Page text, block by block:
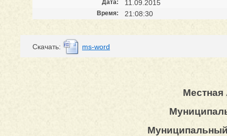
Дата: 11.09.2015
Время: 21:08:30
Cкачать: ms-word